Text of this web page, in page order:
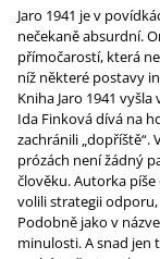
Jaro 1941 je v
nečekaně absurdní.
přímočarostí, která
níž některé postavy
Kniha Jaro 1941
Ida Finková dívá na
zachránili „dopříště“.
prózách není žádný
člověku. Autorka
volili strategii
Podobně jako v
minulosti. A snad